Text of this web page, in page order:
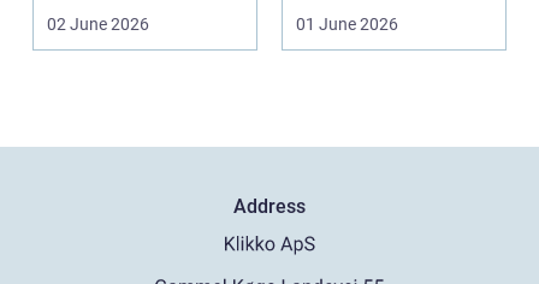
en by som Aarhus, h...
02 June 2026
VVS-installatør gu...
01 June 2026
Address